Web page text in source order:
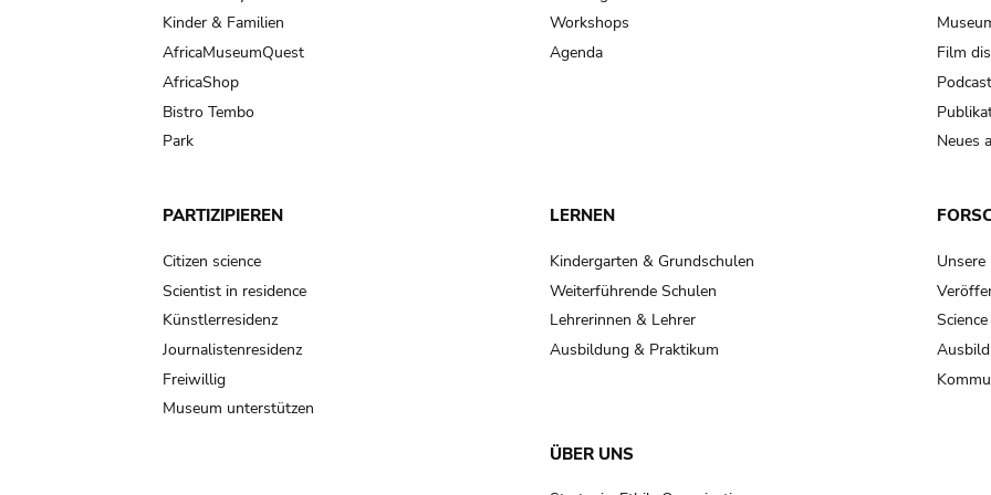
Kinder & Familien
AfricaMuseumQuest
AfricaShop
Bistro Tembo
Park
Workshops
Agenda
Film
Neues
PARTIZIPIEREN
Citizen science
Scientist in residence
Künstlerresidenz
Journalistenresidenz
Freiwillig
Museum unterstützen
LERNEN
Kindergarten & Grundschulen
Weiterführende Schulen
Lehrerinnen & Lehrer
Ausbildung & Praktikum
ÜBER UNS